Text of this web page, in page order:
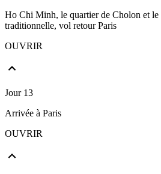
Ho Chi Minh, le quartier de Cholon et le
traditionnelle, vol retour Paris
OUVRIR
Jour 13
Arrivée à Paris
OUVRIR